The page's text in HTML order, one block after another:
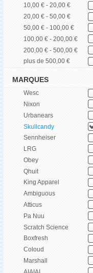
10,00 € - 20,00 €
20,00 € - 50,00 €
50,00 € - 100,00 €
100,00 € - 200,00 €
200,00 € - 500,00 €
plus de 500,00 €
MARQUES
Wesc
Nixon
Urbanears
Skullcandy
Sennheiser
LRG
Obey
Qhuit
King Apparel
Ambiguous
Atticus
Pa Nuu
Scratch Science
Boxfresh
Coloud
Marshall